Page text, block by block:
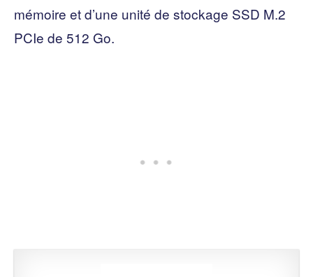
mémoire et d’une unité de stockage SSD M.2
PCIe de 512 Go.